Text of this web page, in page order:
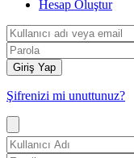
Hesap Oluştur
Giriş Yap
Şifrenizi mi unuttunuz?